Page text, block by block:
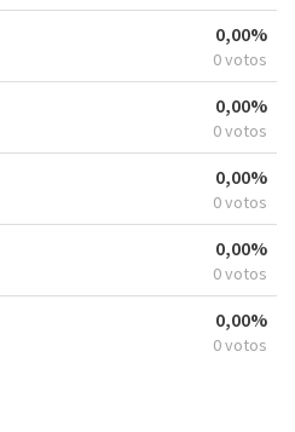
0,00%
0 votos
0,00%
0 votos
0,00%
0 votos
0,00%
0 votos
0,00%
0 votos